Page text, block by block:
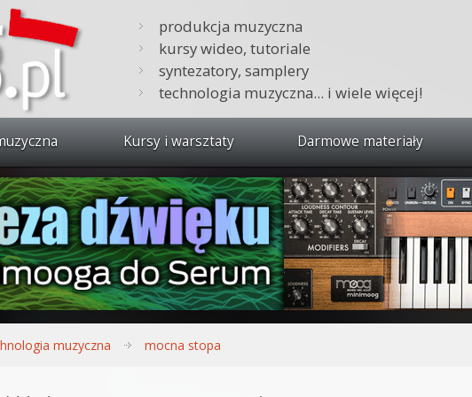
produkcja muzyczna
kursy wideo, tutoriale
syntezatory, samplery
technologia muzyczna... i wiele więcej!
Kursy i warsztaty
Zobacz wszystkie kursy i warsztaty
Synteza dźwięku 🔥
Produkcja muzyczna w praktyce
Bitwig Studio od podstaw
Darmowe materiały
muzyczna mocna stopa